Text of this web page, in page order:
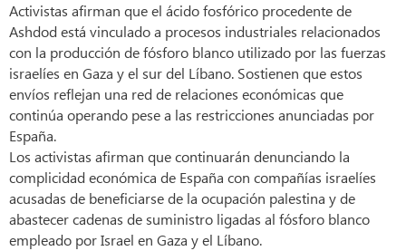
Activistas afirman que el ácido fosfórico procedente de
Ashdod está vinculado a procesos industriales relacionados
con la producción de fósforo blanco utilizado por las fuerzas
israelíes en Gaza y el sur del Líbano. Sostienen que estos
envíos reflejan una red de relaciones económicas que
continúa operando pese a las restricciones anunciadas por
España.
Los activistas afirman que continuarán denunciando la
complicidad económica de España con compañías israelíes
acusadas de beneficiarse de la ocupación palestina y de
abastecer cadenas de suministro ligadas al fósforo blanco
empleado por Israel en Gaza y el Líbano.